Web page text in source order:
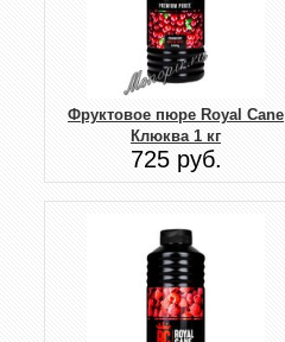
Фруктовое пюре Royal Cane
Клюква 1 кг
725 руб.